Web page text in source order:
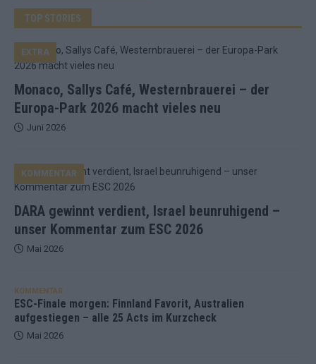
TOP STORIES
Monaco, Sallys Café, Westernbrauerei – der
Europa-Park 2026 macht vieles neu
EXTRA
Juni 2026
DARA gewinnt verdient, Israel beunruhigend –
unser Kommentar zum ESC 2026
KOMMENTAR
Mai 2026
KOMMENTAR
ESC-Finale morgen: Finnland Favorit, Australien
aufgestiegen – alle 25 Acts im Kurzcheck
Mai 2026